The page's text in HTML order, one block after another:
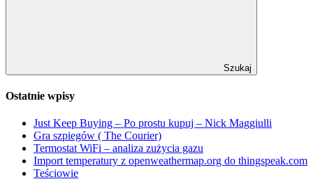
Szukaj
Ostatnie wpisy
Just Keep Buying – Po prostu kupuj – Nick Maggiulli
Gra szpiegów ( The Courier)
Termostat WiFi – analiza zużycia gazu
Import temperatury z openweathermap.org do thingspeak.com
Teściowie